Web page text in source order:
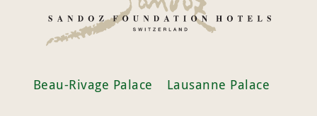
Beau-Rivage Palace Lausanne Palace